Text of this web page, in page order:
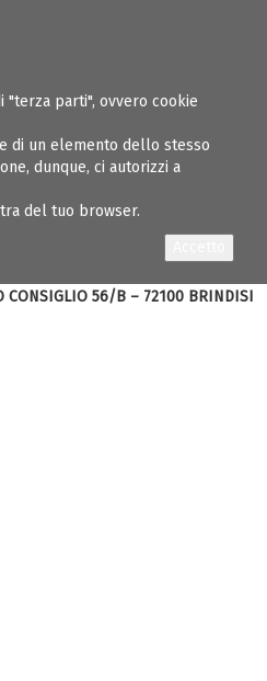
parti", ovvero cookie
di un elemento dello stesso
dunque, ci autorizzi a
del tuo browser.
TRASPARENTE ALBO INGEGNERI
IN FASE DI PROGETTAZIONE/
CONSIGLIO 56/B – 72100 BRINDISI